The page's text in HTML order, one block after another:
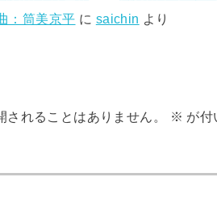
：筒美京平 に saichin より
されることはありません。 ※ が付